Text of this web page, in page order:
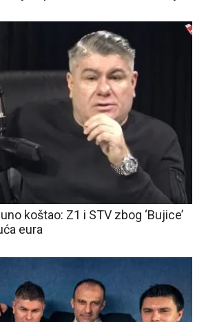
koštao: Z1 i STV zbog ‘Bujice’
eura